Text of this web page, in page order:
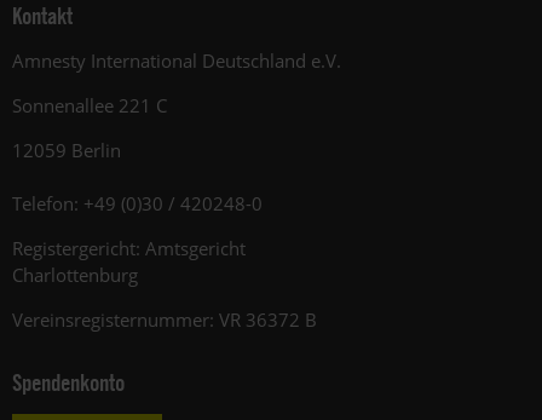
Kontakt
Amnesty International Deutschland e.V.
Sonnenallee 221 C
12059 Berlin
Telefon: +49 (0)30 / 420248-0
Registergericht: Amtsgericht
Charlottenburg
Vereinsregisternummer: VR 36372 B
Spendenkonto